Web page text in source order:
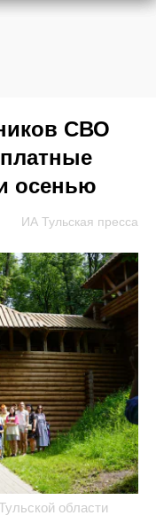
СВО
осенью
ИА Тульская пресса
области